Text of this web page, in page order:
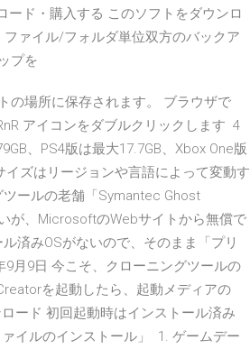
ド・購入する このソフトをダウンロ
ァイル/フォルダ単位双方のバックア
プを
の場所に保存されます。 ブラウザで
アイコンをダブルクリックします 4
、PS4版は最大17.7GB、Xbox One版
ズはリージョンや言語によって変動す
ールの老舗「Symantec Ghost
が、MicrosoftのWebサイトから無償で
済みOSがないので、そのまま「プリ
月9日 今こそ、クローニングツールの
を起動したら、起動メディアの
ード 初回起動時はインストール済み
イルのインストール」 1. ゲームデー